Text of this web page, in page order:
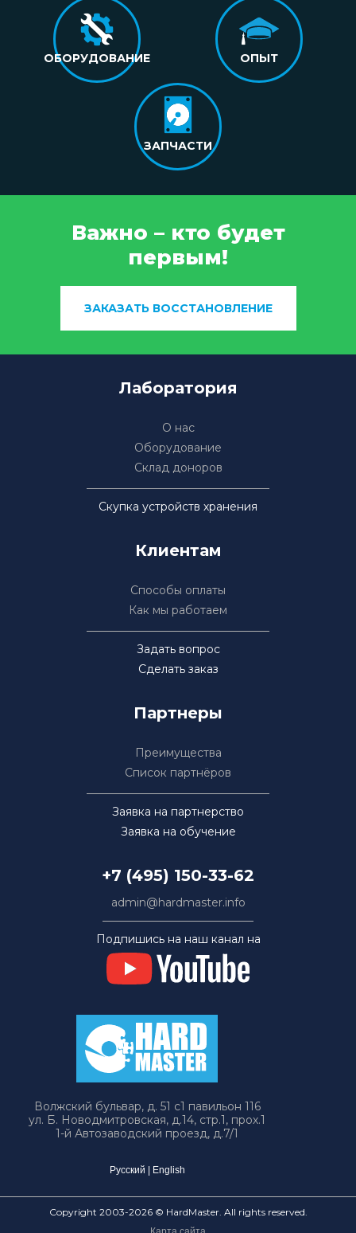
ОБОРУДОВАНИЕ ОПЫТ
ЗАПЧАСТИ
Важно – кто будет
первым!
ЗАКАЗАТЬ ВОССТАНОВЛЕНИЕ
Лаборатория
О нас
Оборудование
Склад доноров
Скупка устройств хранения
Клиентам
Способы оплаты
Как мы работаем
Задать вопрос
Сделать заказ
Партнеры
Преимущества
Список партнёров
Заявка на партнерство
Заявка на обучение
+7 (495) 150-33-62
admin@hardmaster.info
Подпишись на наш канал на
Волжский бульвар, д. 51 с1 павильон 116
ул. Б. Новодмитровская, д.14, стр.1, прох.1
1-й Автозаводский проезд, д.7/1
Русский English
Copyright 2003-2026 © HardMaster. All rights reserved.